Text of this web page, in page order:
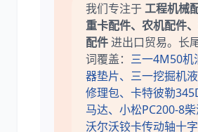
我们专注于工程机械
重卡配件、农机配件
配件进出口贸易。长
词覆盖： 三一4M50机
器垫片、三一挖掘机
修理包、卡特彼勒
马达、小松PC200-8柴
沃尔沃铰卡传动轴十字